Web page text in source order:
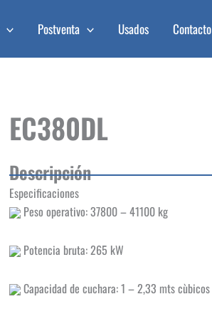
Postventa Usados Contacto
EC380DL
Descripción
Especificaciones
Peso operativo: 37800 – 41100 kg
Potencia bruta: 265 kW
Capacidad de cuchara: 1 – 2,33 mts cùbicos